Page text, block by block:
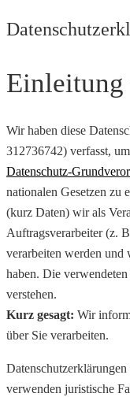
Wir haben diese
312736742) verfasst,
Datenschutz-
nationalen Gesetzen zu
(kurz Daten) wir als
Auftragsverarbeiter (z.
verarbeiten werden und
haben. Die
verstehen.
Kurz gesagt: Wir
über Sie verarbeiten.
verwenden juristische